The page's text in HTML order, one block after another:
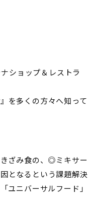
ショップ＆レストラ
を多くの方々へ知って
ざみ食の、◎ミキサー
となるという課題解決
ユニバーサルフード」